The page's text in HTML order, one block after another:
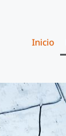
Inicio